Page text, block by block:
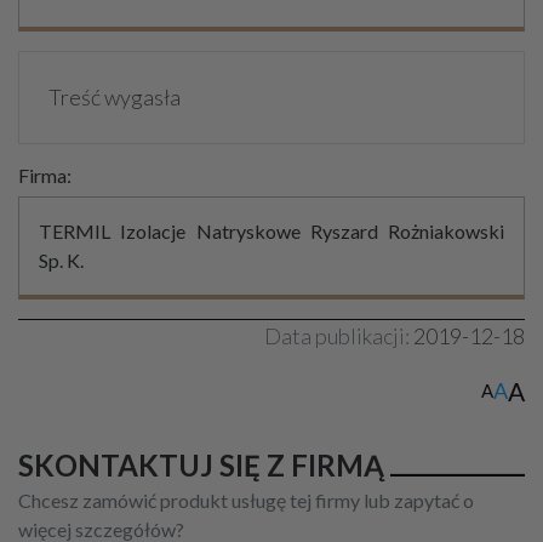
Treść wygasła
Firma:
TERMIL Izolacje Natryskowe Ryszard Rożniakowski
Sp. K.
Data publikacji: 2019-12-18
AAA
SKONTAKTUJ SIĘ Z FIRMĄ
Chcesz zamówić produkt usługę tej firmy lub zapytać o
więcej szczegółów?